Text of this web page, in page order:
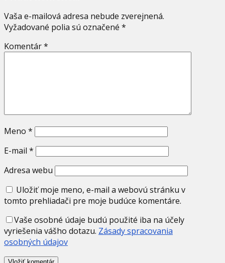
Vaša e-mailová adresa nebude zverejnená.
Vyžadované polia sú označené *
Komentár*
Meno *
E-mail *
Adresa webu
Uložiť moje meno, e-mail a webovú stránku v
tomto prehliadači pre moje budúce komentáre.
Vaše osobné údaje budú použité iba na účely
vyriešenia vášho dotazu. Zásady spracovania
osobných údajov